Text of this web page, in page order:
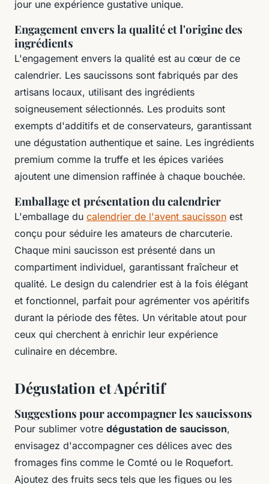
jour une expérience gustative unique.
Engagement envers la qualité et l'origine des
ingrédients
L'engagement envers la qualité est au cœur de ce
calendrier. Les saucissons sont fabriqués par des
artisans locaux, utilisant des ingrédients
soigneusement sélectionnés. Les produits sont
exempts d'additifs et de conservateurs, garantissant
une dégustation authentique et saine. Les ingrédients
premium comme la truffe et les épices variées
ajoutent une dimension raffinée à chaque bouchée.
Emballage et présentation du calendrier
L'emballage du calendrier de l'avent saucisson est
conçu pour séduire les amateurs de charcuterie.
Chaque mini saucisson est présenté dans un
compartiment individuel, garantissant fraîcheur et
qualité. Le design du calendrier est à la fois élégant
et fonctionnel, parfait pour agrémenter vos apéritifs
durant la période des fêtes. Un véritable atout pour
ceux qui cherchent à enrichir leur expérience
culinaire en décembre.
Dégustation et Apéritif
Suggestions pour accompagner les saucissons
Pour sublimer votre dégustation de saucisson,
envisagez d'accompagner ces délices avec des
fromages fins comme le Comté ou le Roquefort.
Ajoutez des fruits secs tels que les figues ou les